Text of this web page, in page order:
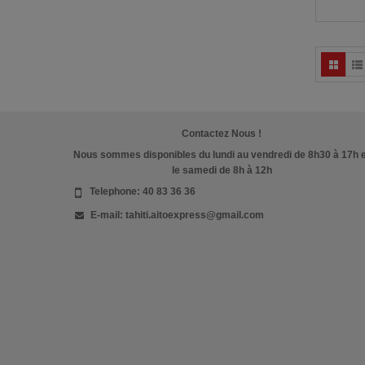
Contactez Nous !
Nous sommes disponibles du lundi au vendredi de 8h30 à 17h
le samedi de 8h à 12h
Telephone: 40 83 36 36
E-mail: tahiti.aitoexpress@gmail.com